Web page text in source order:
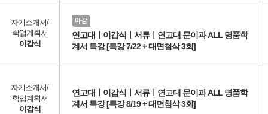
자기소개서/
학업계획서
이갑식
연고대ㅣ이갑식ㅣ서류ㅣ연고대 문이과 ALL 명품학
계서 특강 [특강 7/22 + 대면첨삭 3회]
자기소개서/
학업계획서
이갑식
연고대ㅣ이갑식ㅣ서류ㅣ연고대 문이과 ALL 명품학
계서 특강 [특강 8/19 + 대면첨삭 3회]